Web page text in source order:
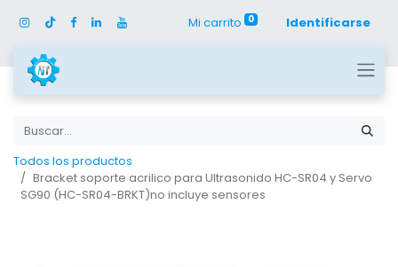
Mi carrito 0 Identificarse
Todos los productos
Bracket soporte acrilico para Ultrasonido HC-SR04 y Servo
SG90 (HC-SR04-BRKT)no incluye sensores